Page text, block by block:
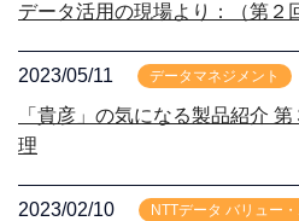
データ活用の現場より：（第２
2023/05/11 データマネジメント
「貴彦」の気になる製品紹介
理
2023/02/10 NTTデータ バリュー